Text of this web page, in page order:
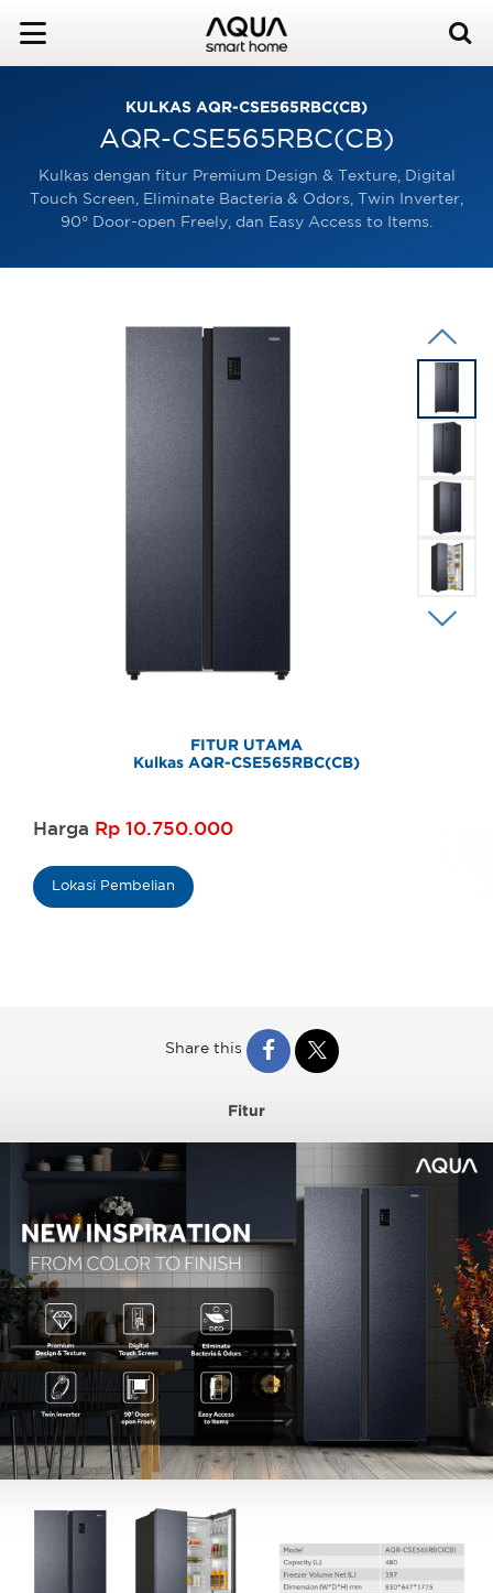
KULKAS AQR-CSE565RBC(CB)
AQR-CSE565RBC(CB)
Kulkas dengan fitur Premium Design & Texture, Digital
Touch Screen, Eliminate Bacteria & Odors, Twin Inverter,
90° Door-open Freely, dan Easy Access to Items.
FITUR UTAMA
Kulkas AQR-CSE565RBC(CB)
Harga Rp 10.750.000
Lokasi Pembelian
Fitur
Share this